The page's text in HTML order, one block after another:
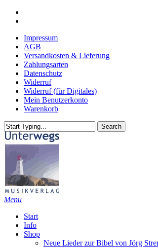
Skip
contentImpressum
AGB
Versandkosten & Lieferung
Zahlungsarten
Datenschutz
Widerruf
Widerruf (für Digitales)
Mein Benutzerkonto
Warenkorb
Search
Close
Search
search
Menu
Start
Info
Shop
Neue Lieder zur Bibel von Jörg